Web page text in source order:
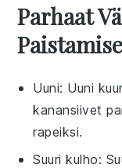
Parhaat
Uuni: Uuni
kanansiivet
rapeiksi.
Suuri kulho: